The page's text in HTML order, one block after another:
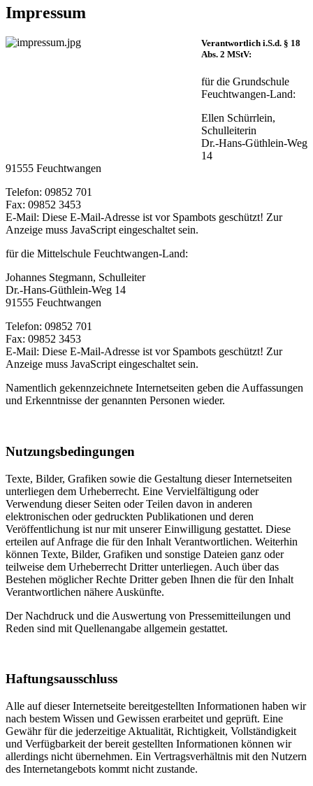
Impressum
Verantwortlich i.S.d. § 18
Abs. 2 MStV:
für die Grundschule
Feuchtwangen-Land:
Ellen Schürrlein,
Schulleiterin
Dr.-Hans-Güthlein-Weg
14
91555 Feuchtwangen
Telefon: 09852 701
Fax: 09852 3453
E-Mail: Diese E-Mail-Adresse ist vor Spambots geschützt! Zur
Anzeige muss JavaScript eingeschaltet sein.
für die Mittelschule Feuchtwangen-Land:
Johannes Stegmann, Schulleiter
Dr.-Hans-Güthlein-Weg 14
91555 Feuchtwangen
Telefon: 09852 701
Fax: 09852 3453
E-Mail: Diese E-Mail-Adresse ist vor Spambots geschützt! Zur
Anzeige muss JavaScript eingeschaltet sein.
Namentlich gekennzeichnete Internetseiten geben die Auffassungen
und Erkenntnisse der genannten Personen wieder.
Nutzungsbedingungen
Texte, Bilder, Grafiken sowie die Gestaltung dieser Internetseiten
unterliegen dem Urheberrecht. Eine Vervielfältigung oder
Verwendung dieser Seiten oder Teilen davon in anderen
elektronischen oder gedruckten Publikationen und deren
Veröffentlichung ist nur mit unserer Einwilligung gestattet. Diese
erteilen auf Anfrage die für den Inhalt Verantwortlichen. Weiterhin
können Texte, Bilder, Grafiken und sonstige Dateien ganz oder
teilweise dem Urheberrecht Dritter unterliegen. Auch über das
Bestehen möglicher Rechte Dritter geben Ihnen die für den Inhalt
Verantwortlichen nähere Auskünfte.
Der Nachdruck und die Auswertung von Pressemitteilungen und
Reden sind mit Quellenangabe allgemein gestattet.
Haftungsausschluss
Alle auf dieser Internetseite bereitgestellten Informationen haben wir
nach bestem Wissen und Gewissen erarbeitet und geprüft. Eine
Gewähr für die jederzeitige Aktualität, Richtigkeit, Vollständigkeit
und Verfügbarkeit der bereit gestellten Informationen können wir
allerdings nicht übernehmen. Ein Vertragsverhältnis mit den Nutzern
des Internetangebots kommt nicht zustande.